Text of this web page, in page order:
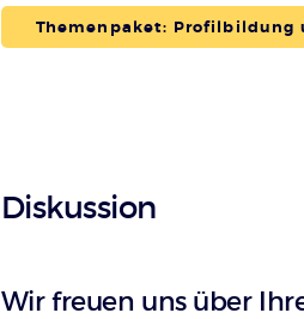
Themenpaket: Profilbildung
Diskussion
Wir freuen uns über